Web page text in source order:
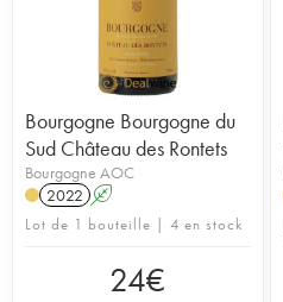
Bourgogne Bourgogne du
Sud Château des Rontets
Bourgogne AOC
2022 A
Lot de 1 bouteille | 4 en stock
24€